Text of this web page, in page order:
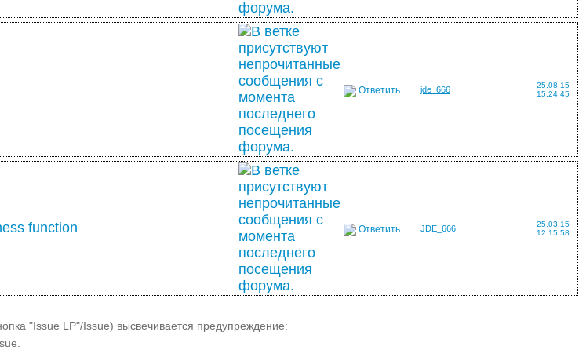
Ответить jde_666
25.08.15
15:24:45
function Ответить JDE_666
25.03.15
12:15:58
"Issue LP"/Issue) высвечивается предупреждение: